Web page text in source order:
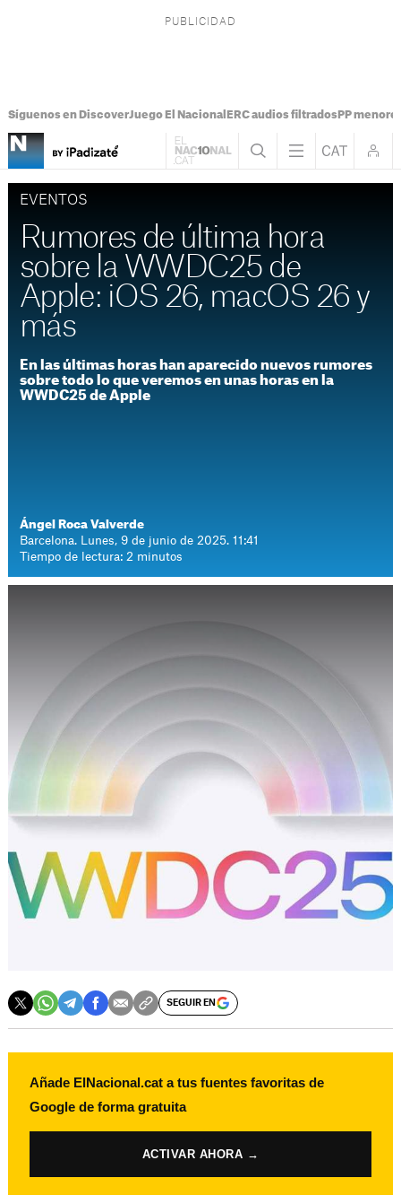
Síguenos en DiscoverJuego El Nacional ERC audios filtradosPP
EVENTOS
Rumores de última hora
sobre la WWDC25 de
Apple: iOS 26, macOS 26 y
más
En las últimas horas han aparecido nuevos rumores
sobre todo lo que veremos en unas horas en la
WWDC25 de Apple
Ángel Roca Valverde
Barcelona. Lunes, 9 de junio de 2025. 11:41
Tiempo de lectura: 2 minutos
SEGUIR EN
Añade ElNacional.cat a tus fuentes favoritas de
Google de forma gratuita
ACTIVAR AHORA →